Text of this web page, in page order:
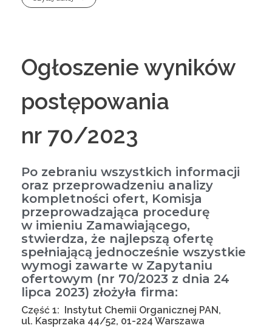
Ogłoszenie wyników
postępowania
nr 70/2023
Po zebraniu wszystkich informacji
oraz przeprowadzeniu analizy
kompletności ofert, Komisja
przeprowadzająca procedurę
w imieniu Zamawiającego,
stwierdza, że najlepszą ofertę
spełniającą jednocześnie wszystkie
wymogi zawarte w Zapytaniu
ofertowym (nr 70/2023 z dnia 24
lipca 2023) złożyła firma:
Część 1: Instytut Chemii Organicznej PAN,
ul. Kasprzaka 44/52, 01-224 Warszawa